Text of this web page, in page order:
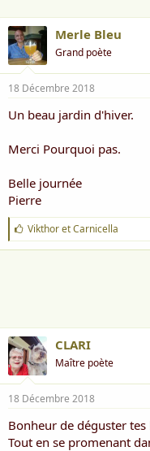
Merle Bleu
Grand poète
18 Décembre 2018
Un beau jardin d'hiver.
Merci Pourquoi pas.
Belle journée
Pierre
J
'
a
VikthoretCarnicella
CLARI
Maître poète
18 Décembre 2018
Bonheur de déguster
Tout en se promenant